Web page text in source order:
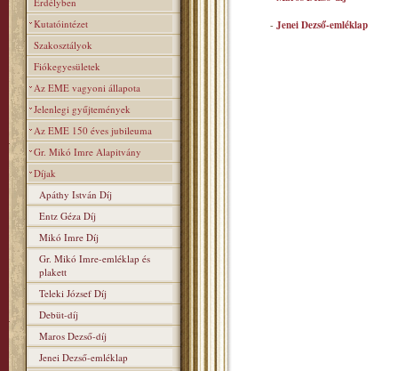
Kutatóintézet
Szakosztályok
Fiókegyesületek
Az EME vagyoni állapota
Jelenlegi gyűjtemények
Az EME 150 éves jubileuma
Gr. Mikó Imre Alapitvány
Díjak
Apáthy István Díj
Entz Géza Díj
Mikó Imre Díj
Gr. Mikó Imre-emléklap és
plakett
Teleki József Díj
Debüt-díj
Maros Dezső-díj
Jenei Dezső-emléklap
- Jenei Dezső-emléklap